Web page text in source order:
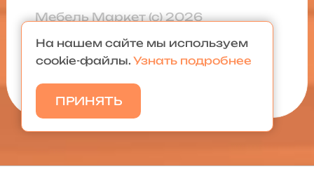
Мебель Маркет (с) 2026
Политика конфиденциальности
Карта сайта
На нашем сайте мы используем
cookie-файлы. Узнать подробнее
ПРИНЯТЬ